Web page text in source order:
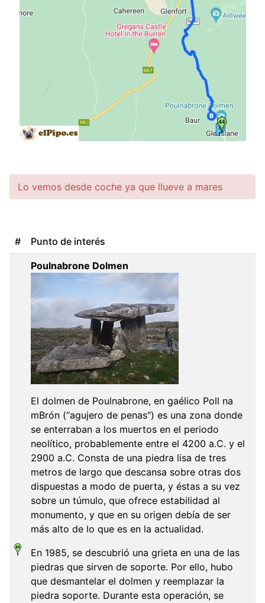
Lo vemos desde coche ya que llueve a mares
# Punto de interés
Poulnabrone Dolmen
El dolmen de Poulnabrone, en gaélico Poll na
mBrón (“agujero de penas") es una zona donde
se enterraban a los muertos en el periodo
neolítico, probablemente entre el 4200 a.C. y el
2900 a.C. Consta de una piedra lisa de tres
metros de largo que descansa sobre otras dos
dispuestas a modo de puerta, y éstas a su vez
sobre un túmulo, que ofrece estabilidad al
monumento, y que en su origen debía de ser
más alto de lo que es en la actualidad.
En 1985, se descubrió una grieta en una de las
piedras que sirven de soporte. Por ello, hubo
que desmantelar el dolmen y reemplazar la
piedra soporte. Durante esta operación, se